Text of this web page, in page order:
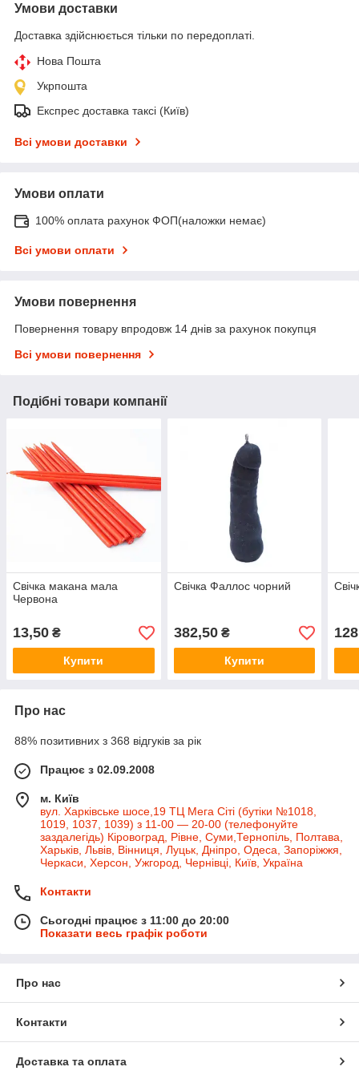
Умови доставки
Доставка здійснюється тільки по передоплаті.
Нова Пошта
Укрпошта
Експрес доставка таксі (Київ)
Всі умови доставки
Умови оплати
100% оплата рахунок ФОП(наложки немає)
Всі умови оплати
Умови повернення
Повернення товару впродовж 14 днів за рахунок покупця
Всі умови повернення
Подібні товари компанії
Свічка макана мала
Червона
13,50 ₴
Купити
Свічка Фаллос чорний
382,50₴
Купити
Про нас
88% позитивних з 368 відгуків за рік
Працює з 02.09.2008
м. Київ
вул. Харківське шосе,19 ТЦ Мега Сіті (бутіки №1018,
1019, 1037, 1039) з 11-00 — 20-00 (телефонуйте
заздалегідь) Кіровоград, Рівне, Суми,Тернопіль, Полтава,
Харьків, Львів, Вінниця, Луцьк, Дніпро, Одеса, Запоріжжя,
Черкаси, Херсон, Ужгород, Чернівці, Київ, Україна
Контакти
Сьогодні працює з 11:00 до 20:00
Показати весь графік роботи
Про нас
Контакти
Доставка та оплата